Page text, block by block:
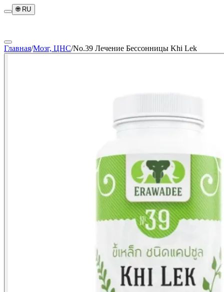
🌐RU
Главная/Мозг, ЦНС/No.39 Лечение Бессонницы Khi Lek